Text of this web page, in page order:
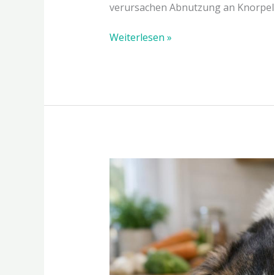
verursachen Abnutzung an
Weiterlesen »
Purinarme
Was
ist
das
und
was
bringt